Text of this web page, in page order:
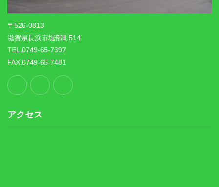
〒526-0813
滋賀県長浜市堀部町514
TEL.0749-65-7397
FAX.0749-65-7481
アクセス